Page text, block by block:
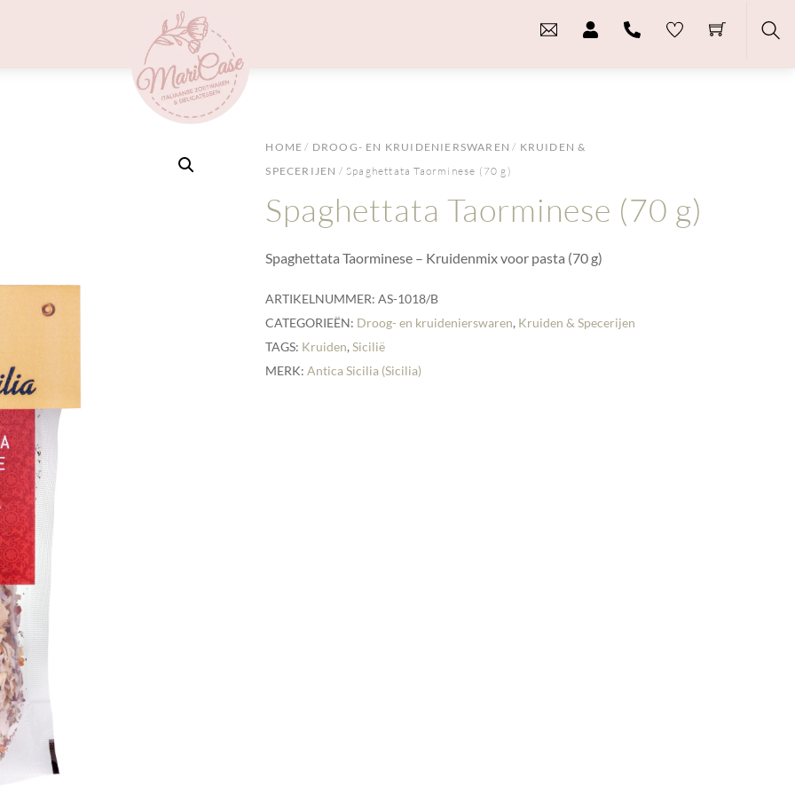
Menu
HOME / DROOG- EN KRUIDENIERSWAREN / KRUIDEN &
SPECERIJEN / Spaghettata Taorminese (70 g)
Spaghettata Taorminese (70 g)
Spaghettata Taorminese – Kruidenmix voor pasta (70 g)
ARTIKELNUMMER:AS-1018/B
CATEGORIEËN: Droog- en kruidenierswaren, Kruiden & Specerijen
TAGS: Kruiden,Sicilië
MERK:Antica Sicilia (Sicilia)